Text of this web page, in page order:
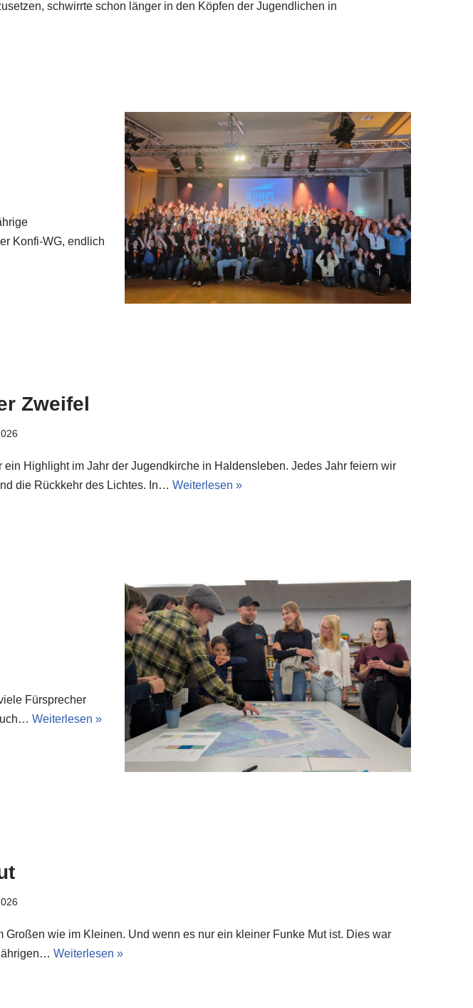
schwirrte schon länger in den Köpfen der Jugendlichen in
Konfi-WG, endlich
Zweifel
ein Highlight im Jahr der Jugendkirche in Haldensleben. Jedes Jahr feiern wir
die Rückkehr des Lichtes. In…Weiterlesen »
Fürsprecher
Weiterlesen »
Großen wie im Kleinen. Und wenn es nur ein kleiner Funke Mut ist. Dies war
Weiterlesen »